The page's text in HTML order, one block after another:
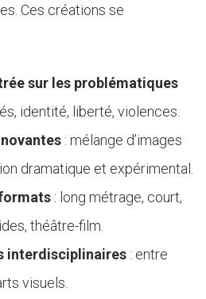
Ces créations se
sur les problématiques
identité, liberté, violences.
: mélange d’images
dramatique et expérimental.
: long métrage, court,
théâtre-film.
interdisciplinaires: entre
visuels.